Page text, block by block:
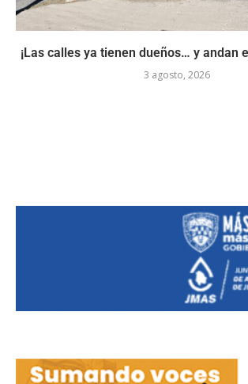
¡Las calles ya tienen dueños… y andan
3 agosto, 2026